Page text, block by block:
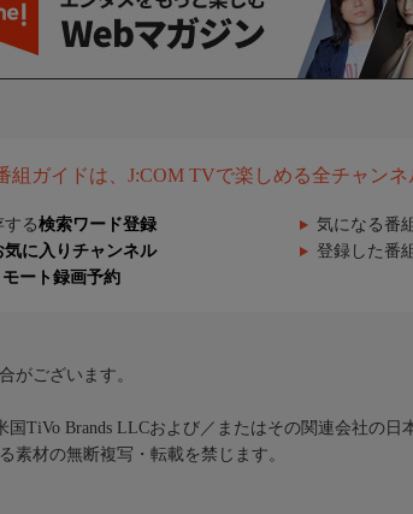
組ガイドは、J:COM TVで楽しめる全チャン
する検索ワード登録 気になる番
気に入りチャンネル 登録した番
モート録画予約
がございます。
TiVo Brands LLCおよび／またはその関連会社の日
素材の無断複写・転載を禁じます。